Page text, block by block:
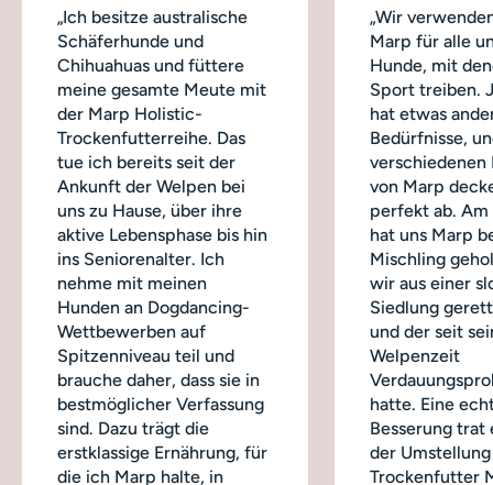
„Ich besitze australische
Schäferhunde und
Chihuahuas und füttere
meine gesamte Meute mit
der Marp Holistic-
Trockenfutterreihe. Das
tue ich bereits seit der
Ankunft der Welpen bei
uns zu Hause, über ihre
aktive Lebensphase bis hin
ins Seniorenalter. Ich
nehme mit meinen
Hunden an Dogdancing-
Wettbewerben auf
Spitzenniveau teil und
brauche daher, dass sie in
bestmöglicher Verfassung
sind. Dazu trägt die
erstklassige Ernährung, für
die ich Marp halte, in
„Wir
Marp für alle
Hunde, mit
Sport treiben.
hat etwas
Bedürfnisse,
verschiedenen
von Marp
perfekt ab.
hat uns Marp
Mischling
wir aus einer
Siedlung
und der seit
Welpenzeit
hatte. Eine
Besserung trat
der
Trockenfutter